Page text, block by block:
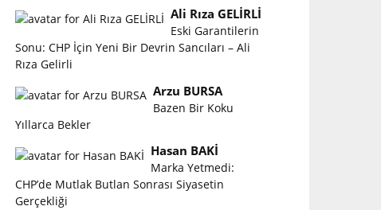
Ali Rıza GELİRLİ
Eski Garantilerin
Sonu: CHP İçin Yeni Bir Devrin Sancıları – Ali
Rıza Gelirli
Arzu BURSA
Bazen Bir Koku
Yıllarca Bekler
Hasan BAKİ
Marka Yetmedi:
CHP’de Mutlak Butlan Sonrası Siyasetin
Gerçekliği